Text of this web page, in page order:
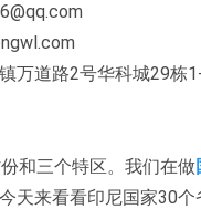
万道路2号华科城29栋
和三个特区。我们在做
天来看看印尼国家30